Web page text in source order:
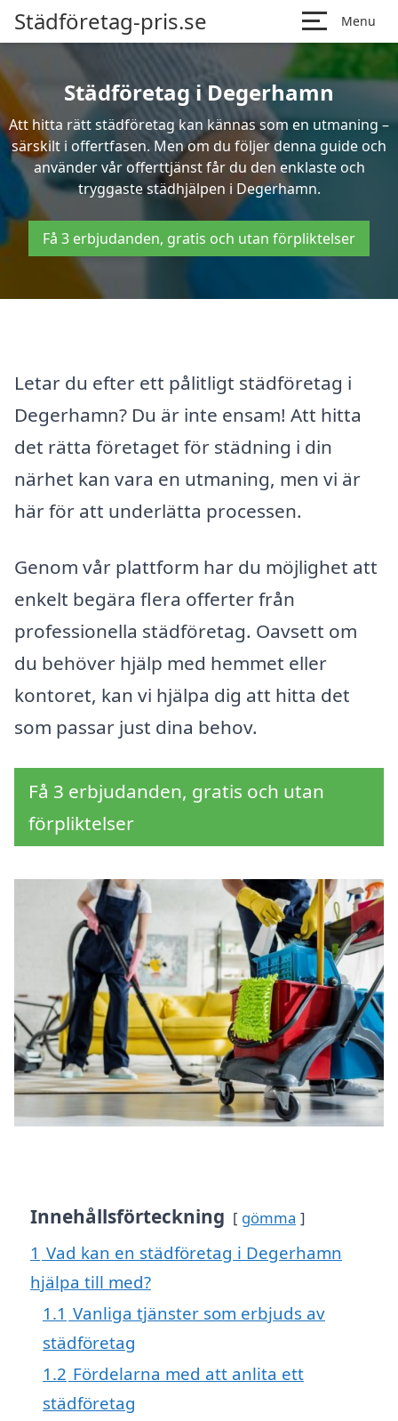
Städföretag-pris.se Menu
Städföretag i Degerhamn
Att hitta rätt städföretag kan kännas som en utmaning –
särskilt i offertfasen. Men om du följer denna guide och
använder vår offerttjänst får du den enklaste och
tryggaste städhjälpen i Degerhamn.
Få 3 erbjudanden, gratis och utan förpliktelser
Letar du efter ett pålitligt städföretag i
Degerhamn? Du är inte ensam! Att hitta
det rätta företaget för städning i din
närhet kan vara en utmaning, men vi är
här för att underlätta processen.
Genom vår plattform har du möjlighet att
enkelt begära flera offerter från
professionella städföretag. Oavsett om
du behöver hjälp med hemmet eller
kontoret, kan vi hjälpa dig att hitta det
som passar just dina behov.
Få 3 erbjudanden, gratis och utan
förpliktelser
Innehållsförteckning gömma
1 Vad kan en städföretag i Degerhamn
hjälpa till med?
1.1 Vanliga tjänster som erbjuds av
städföretag
1.2 Fördelarna med att anlita ett
städföretag